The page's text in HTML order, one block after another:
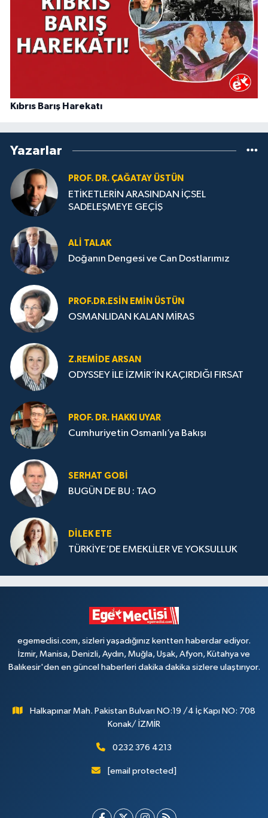
Kıbrıs Barış Harekatı
Yazarlar
PROF. DR. ÇAĞATAY ÜSTÜN
ETİKETLERİN ARASINDAN İÇSEL
SADELEŞMEYE GEÇİŞ
ALI TALAK
Doğanın Dengesi ve Can Dostlarımız
PROF.DR.ESIN EMIN ÜSTÜN
OSMANLIDAN KALAN MİRAS
Z.REMIDE ARSAN
ODYSSEY İLE İZMİR’İN KAÇIRDIĞI FIRSAT
PROF. DR. HAKKI UYAR
Cumhuriyetin Osmanlı’ya Bakışı
SERHAT GOBİ
BUGÜN DE BU : TAO
DILEK ETE
TÜRKİYE’DE EMEKLİLER VE YOKSULLUK
egemeclisi.com, sizleri yaşadığınız kentten haberdar ediyor.
İzmir, Manisa, Denizli, Aydın, Muğla, Uşak, Afyon, Kütahya ve
Balıkesir'den en güncel haberleri dakika dakika sizlere ulaştırıyor.
Halkapınar Mah. Pakistan Bulvarı NO:19 /4 İç Kapı NO: 708
Konak/ İZMİR
0232 376 4213
[email protected]